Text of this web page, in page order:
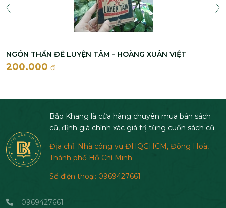
NGÓN THẦN ĐỂ LUYỆN TÂM - HOÀNG XUÂN VIỆT
200.000 đ
Bảo Khang là cửa hàng chuyên mua bán sách
cũ, định giá chính xác giá trị từng cuốn sách cũ.
Địa chỉ: Nhà công vụ ĐHQGHCM, Đông Hoà,
Thành phố Hồ Chí Minh
Số điện thoại: 0969427661
0969427661